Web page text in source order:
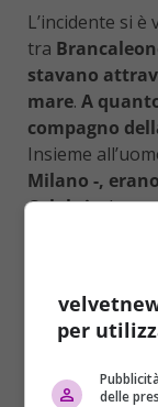
L’incidente si è
tra
stavano
mare. A
compagno
Insieme
Milano -,
Calabria. La
bambini e la
anni, è stata
per
delle